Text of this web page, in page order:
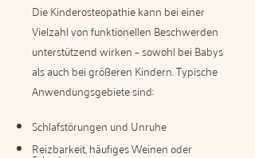
Die Kinderosteopathie kann bei einer
Vielzahl von funktionellen Beschwerden
unterstützend wirken – sowohl bei Babys
als auch bei größeren Kindern. Typische
Anwendungsgebiete sind:
Schlafstörungen und Unruhe
Reizbarkeit, häufiges Weinen oder